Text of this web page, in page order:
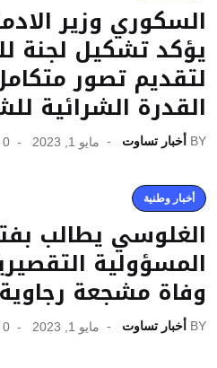
السكوري وزير
يؤكد تشكيل لجنة
لتقديم تصور
القدرة الشرائية
BY أخبار تساوت مايو 1, 2023 0 COMMENTS
أخبار وطنية
الغلوسي يطالب
المسؤولية
وفاة مشجعة رجاوية
BY أخبار تساوت مايو 1, 2023 0 COMMENTS